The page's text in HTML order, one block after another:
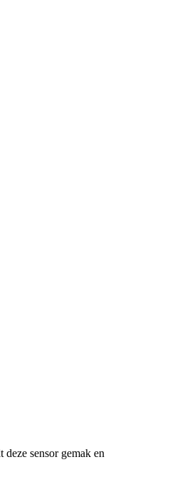
sensor gemak en